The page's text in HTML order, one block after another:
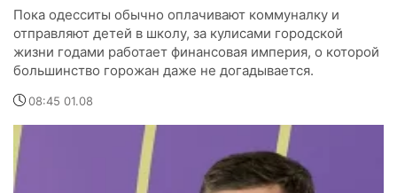
Пока одесситы обычно оплачивают коммуналку и
отправляют детей в школу, за кулисами городской
жизни годами работает финансовая империя, о которой
большинство горожан даже не догадывается.
08:45 01.08